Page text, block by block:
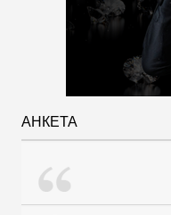
АНКЕТА